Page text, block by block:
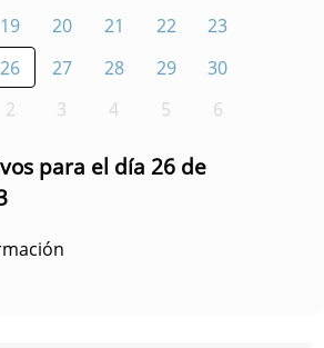
19 20 21 22
23
26 27 28 29
30
2 3 4 5 6
para el día 26 de